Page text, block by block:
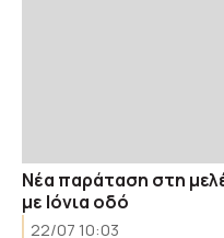
Νέα παράταση στη
με Ιόνια οδό
22/07 10:03